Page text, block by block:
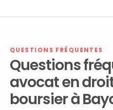
QUESTIONS FRÉQUENTES
Questions
avocat en
boursier à